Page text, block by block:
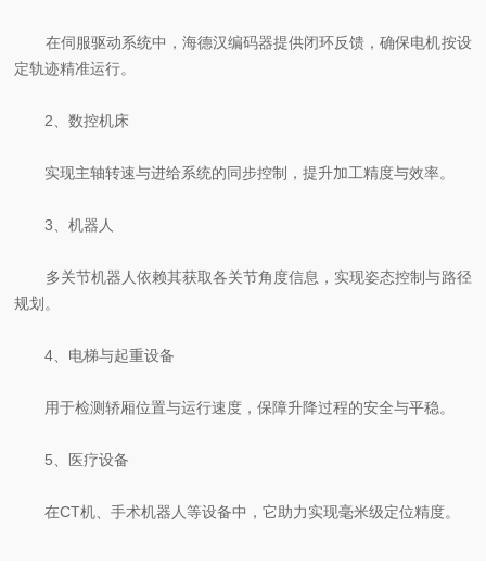
在伺服驱动系统中，海德汉编码器提供闭环反馈，确保电机按设
定轨迹精准运行。
2、数控机床
实现主轴转速与进给系统的同步控制，提升加工精度与效率。
3、机器人
多关节机器人依赖其获取各关节角度信息，实现姿态控制与路径
规划。
4、电梯与起重设备
用于检测轿厢位置与运行速度，保障升降过程的安全与平稳。
5、医疗设备
在CT机、手术机器人等设备中，它助力实现毫米级定位精度。